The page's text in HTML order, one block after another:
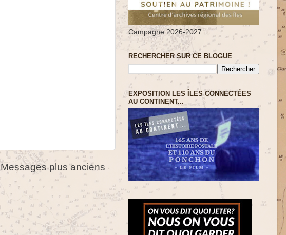
Messages plus anciens
Campagne 2026-2027
RECHERCHER SUR CE BLOGUE
EXPOSITION LES ÎLES CONNECTÉES
AU CONTINENT...